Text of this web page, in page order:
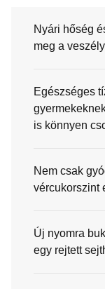
Nyári hőség
meg a
Egészséges
is könnyen
Nem csak
vércukorszint
Új nyomra
egy rejtett